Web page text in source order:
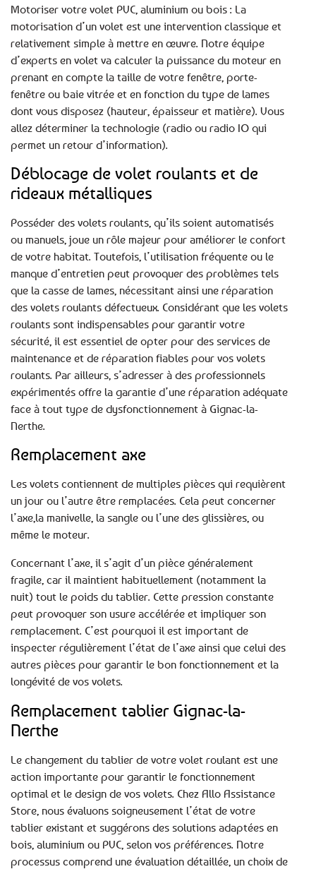
Motoriser votre volet PVC, aluminium ou bois : La
motorisation d’un volet est une intervention classique et
relativement simple à mettre en œuvre. Notre équipe
d’experts en volet va calculer la puissance du moteur en
prenant en compte la taille de votre fenêtre, porte-
fenêtre ou baie vitrée et en fonction du type de lames
dont vous disposez (hauteur, épaisseur et matière). Vous
allez déterminer la technologie (radio ou radio IO qui
permet un retour d’information).
Déblocage de volet roulants et de
rideaux métalliques
Posséder des volets roulants, qu’ils soient automatisés
ou manuels, joue un rôle majeur pour améliorer le confort
de votre habitat. Toutefois, l’utilisation fréquente ou le
manque d’entretien peut provoquer des problèmes tels
que la casse de lames, nécessitant ainsi une réparation
des volets roulants défectueux. Considérant que les volets
roulants sont indispensables pour garantir votre
sécurité, il est essentiel de opter pour des services de
maintenance et de réparation fiables pour vos volets
roulants. Par ailleurs, s’adresser à des professionnels
expérimentés offre la garantie d’une réparation adéquate
face à tout type de dysfonctionnement à Gignac-la-
Nerthe.
Remplacement axe
Les volets contiennent de multiples pièces qui requièrent
un jour ou l’autre être remplacées. Cela peut concerner
l’axe,la manivelle, la sangle ou l’une des glissières, ou
même le moteur.
Concernant l’axe, il s’agit d’un pièce généralement
fragile, car il maintient habituellement (notamment la
nuit) tout le poids du tablier. Cette pression constante
peut provoquer son usure accélérée et impliquer son
remplacement. C’est pourquoi il est important de
inspecter régulièrement l’état de l’axe ainsi que celui des
autres pièces pour garantir le bon fonctionnement et la
longévité de vos volets.
Remplacement tablier Gignac-la-
Nerthe
Le changement du tablier de votre volet roulant est une
action importante pour garantir le fonctionnement
optimal et le design de vos volets. Chez Allo Assistance
Store, nous évaluons soigneusement l’état de votre
tablier existant et suggérons des solutions adaptées en
bois, aluminium ou PVC, selon vos préférences. Notre
processus comprend une évaluation détaillée, un choix de